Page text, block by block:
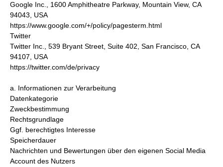
Google Inc., 1600 Amphitheatre Parkway, Mountain View, CA
94043, USA
https://www.google.com/+/policy/pagesterm.html
Twitter
Twitter Inc., 539 Bryant Street, Suite 402, San Francisco, CA
94107, USA
https://twitter.com/de/privacy
a. Informationen zur Verarbeitung
Datenkategorie
Zweckbestimmung
Rechtsgrundlage
Ggf. berechtigtes Interesse
Speicherdauer
Nachrichten und Bewertungen über den eigenen Social Media
Account des Nutzers